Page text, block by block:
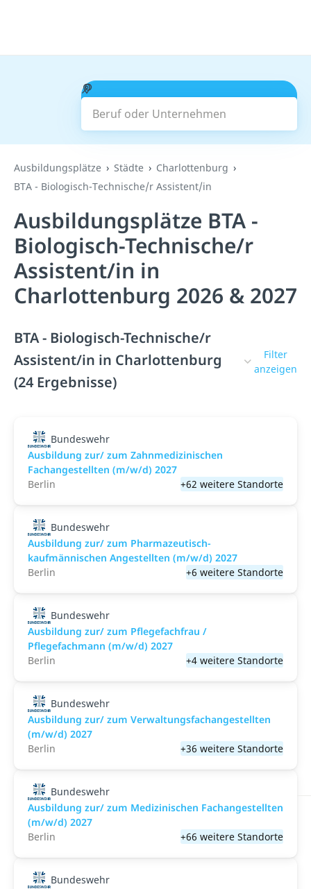
Beruf oder Unternehmen
Suchen
Ausbildungsplätze Städte
Charlottenburg
BTA - Biologisch-Technische/r Assistent/in
Ausbildungsplätze BTA -
Biologisch-Technische/r
Assistent/in in
Charlottenburg 2026 & 2027
BTA - Biologisch-Technische/r
Assistent/in in Charlottenburg
(24 Ergebnisse)
Filter
anzeigen
Bundeswehr
Ausbildung zur/ zum Zahnmedizinischen
Fachangestellten (m/w/d) 2027
Berlin
+62 weitere Standorte
Bundeswehr
Ausbildung zur/ zum Pharmazeutisch-
kaufmännischen Angestellten (m/w/d) 2027
Berlin
+6 weitere Standorte
Bundeswehr
Ausbildung zur/ zum Pflegefachfrau /
Pflegefachmann (m/w/d) 2027
Berlin
+4 weitere Standorte
Bundeswehr
Ausbildung zur/ zum Verwaltungsfachangestellten
(m/w/d) 2027
Berlin
+36 weitere Standorte
Bundeswehr
Ausbildung zur/ zum Medizinischen Fachangestellten
(m/w/d) 2027
Berlin
+66 weitere Standorte
Bundeswehr